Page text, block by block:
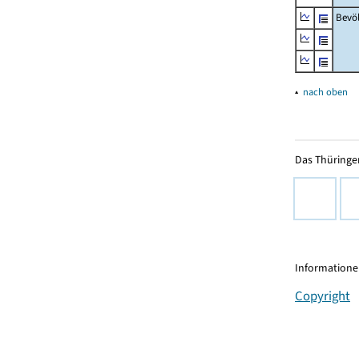
▴ nach oben
Das
Copyright